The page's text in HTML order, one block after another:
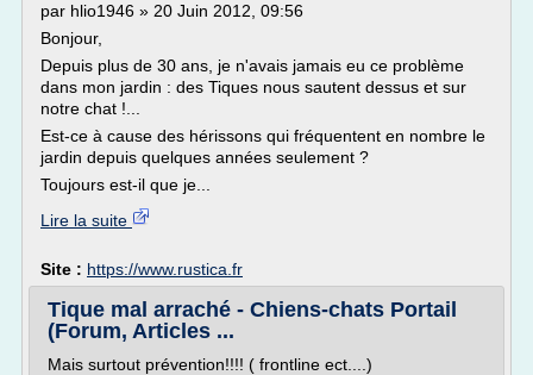
par hlio1946 » 20 Juin 2012, 09:56
Bonjour,
Depuis plus de 30 ans, je n'avais jamais eu ce problème
dans mon jardin : des Tiques nous sautent dessus et sur
notre chat !...
Est-ce à cause des hérissons qui fréquentent en nombre le
jardin depuis quelques années seulement ?
Toujours est-il que je...
Lire la suite
Site : https://www.rustica.fr
Tique mal arraché - Chiens-chats Portail
(Forum, Articles ...
Mais surtout prévention!!!! ( frontline ect....)